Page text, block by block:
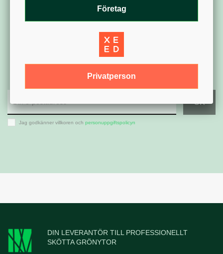
Signa upp för vårt nyhetsbrev
Få information om nyheter,
Jag godkänner villkoren och personuppgiftspolicyn
DIN LEVERANTÖR TILL PROFESSIONELLT
SKÖTTA GRÖNYTOR
Företag
Privatperson